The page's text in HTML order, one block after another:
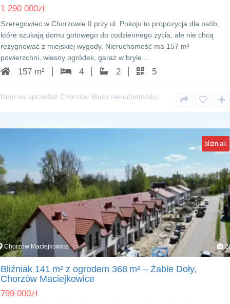
1 290 000zł
Szeregowiec w Chorzowie II przy ul. Pokoju to propozycja dla osób,
które szukają domu gotowego do codziennego życia, ale nie chcą
rezygnować z miejskiej wygody. Nieruchomość ma 157 m²
powierzchni, własny ogródek, garaż w bryle…
157 m² 4 2 5
Dom na sprzedaż Chorzów Biuro nieruchomości
bliźniak
Chorzów Maciejkowice
Bliźniak 141 m² z ogrodem 368 m² – Żabie Doły,
Chorzów Maciejkowice
799 000zł